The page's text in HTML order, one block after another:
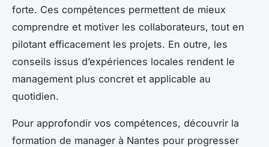
forte. Ces compétences permettent de mieux
comprendre et motiver les collaborateurs, tout en
pilotant efficacement les projets. En outre, les
conseils issus d’expériences locales rendent le
management plus concret et applicable au
quotidien.
Pour approfondir vos compétences, découvrir la
formation de manager à Nantes pour progresser